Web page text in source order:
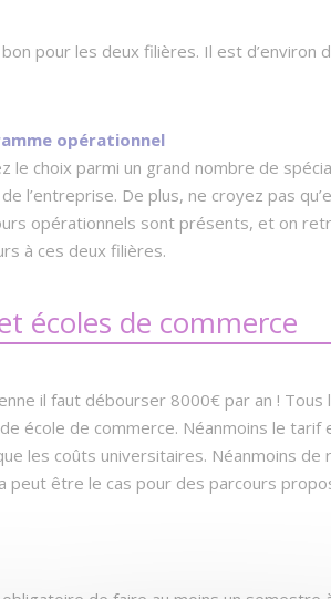
pour les deux filières. Il est d’environ
opérationnel
le choix parmi un grand nombre de
l’entreprise. De plus, ne croyez pas
opérationnels sont présents, et on
à ces deux filières.
écoles de commerce
il faut débourser 8000€ par an ! Tous
école de commerce. Néanmoins le tarif
les coûts universitaires. Néanmoins
être le cas pour des parcours